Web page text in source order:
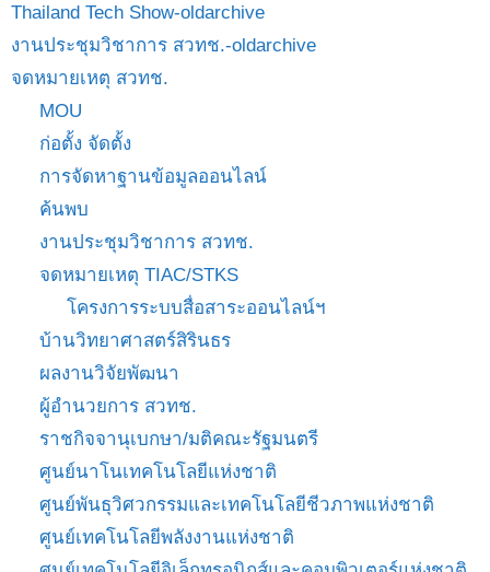
Thailand Tech Show-oldarchive
งานประชุมวิชาการ สวทช.-oldarchive
จดหมายเหตุ สวทช.
MOU
ก่อตั้ง จัดตั้ง
การจัดหาฐานข้อมูลออนไลน์
ค้นพบ
งานประชุมวิชาการ สวทช.
จดหมายเหตุ TIAC/STKS
โครงการระบบสื่อสาระออนไลน์ฯ
บ้านวิทยาศาสตร์สิรินธร
ผลงานวิจัยพัฒนา
ผู้อำนวยการ สวทช.
ราชกิจจานุเบกษา/มติคณะรัฐมนตรี
ศูนย์นาโนเทคโนโลยีแห่งชาติ
ศูนย์พันธุวิศวกรรมและเทคโนโลยีชีวภาพแห่งชาติ
ศูนย์เทคโนโลยีพลังงานแห่งชาติ